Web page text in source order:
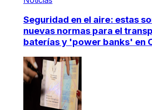
Seguridad en el aire: estas
nuevas normas para el
baterías y 'power banks' en